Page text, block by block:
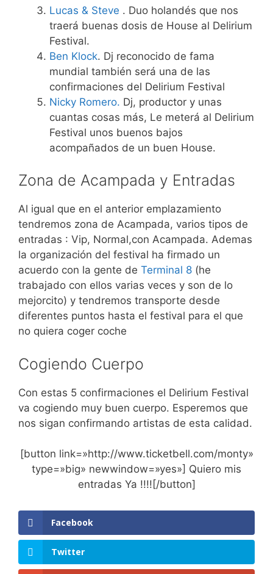
Lucas & Steve . Duo holandés que nos
traerá buenas dosis de House al Delirium
Festival.
Ben Klock. Dj reconocido de fama
mundial también será una de las
confirmaciones del Delirium Festival
Nicky Romero. Dj, productor y unas
cuantas cosas más, Le meterá al Delirium
Festival unos buenos bajos
acompañados de un buen House.
Zona de Acampada y Entradas
Al igual que en el anterior emplazamiento
tendremos zona de Acampada, varios tipos de
entradas : Vip, Normal,con Acampada. Ademas
la organización del festival ha firmado un
acuerdo con la gente de Terminal 8 (he
trabajado con ellos varias veces y son de lo
mejorcito) y tendremos transporte desde
diferentes puntos hasta el festival para el que
no quiera coger coche
Cogiendo Cuerpo
Con estas 5 confirmaciones el Delirium Festival
va cogiendo muy buen cuerpo. Esperemos que
nos sigan confirmando artistas de esta calidad.
[button link=»http://www.ticketbell.com/monty»
type=»big» newwindow=»yes»] Quiero mis
entradas Ya !!!![/button]
Facebook
Twitter